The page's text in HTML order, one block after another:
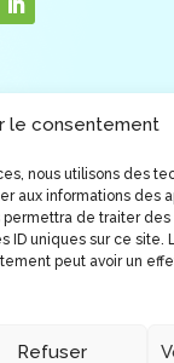
le consentement
nous utilisons des
aux informations des
de traiter
ID uniques sur ce site.
peut avoir un
Refuser